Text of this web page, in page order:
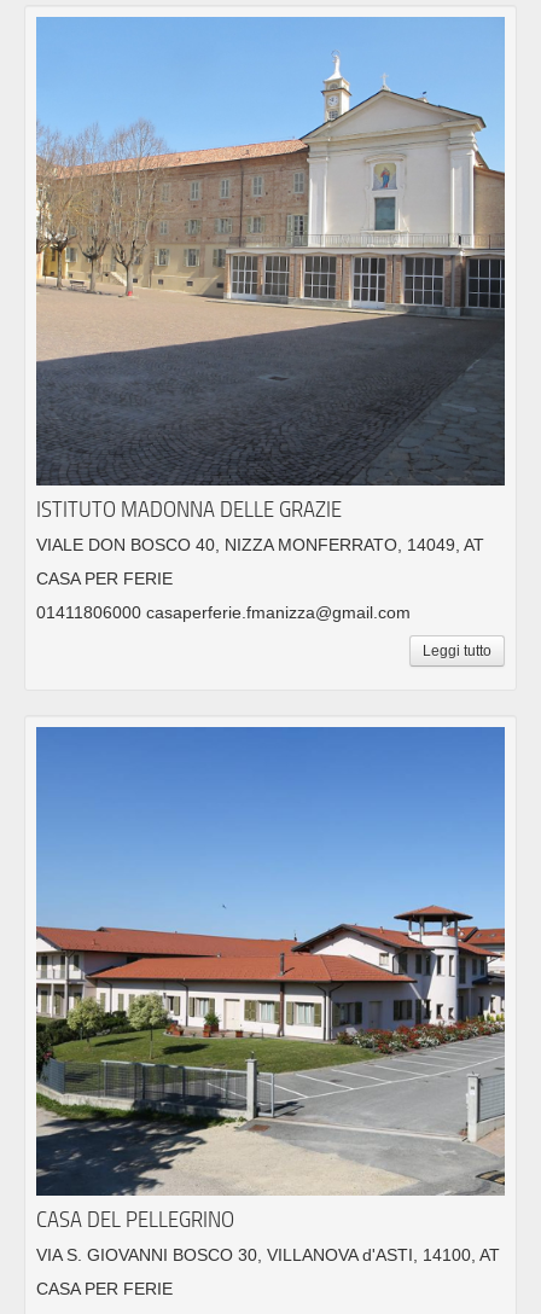
ISTITUTO MADONNA DELLE GRAZIE
VIALE DON BOSCO 40, NIZZA MONFERRATO, 14049, AT
CASA PER FERIE
01411806000 casaperferie.fmanizza@gmail.com
Leggi tutto
CASA DEL PELLEGRINO
VIA S. GIOVANNI BOSCO 30, VILLANOVA d'ASTI, 14100, AT
CASA PER FERIE